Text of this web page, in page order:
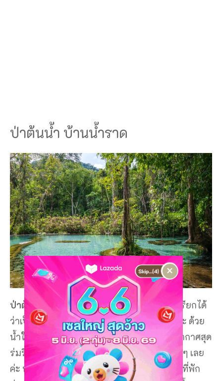
ป่าต้นน้ำ บ้านน้ำราด
ป่าต้นน้ำ บ้านน้ำราดที่เที่ยวสุราษฎร์ธานี ที่เรียกได้
ว่าเป็น สวรรค์ของคนรักธรรมชาติเลยจริงๆ ค่ะ ด้วย
น้ำใสแจ๋วราวกับกระจกใส มาพร้อมกับบรรยากาศสุด
ร่มรื่น เหมาะแก่การมาเที่ยวมาพักผ่อนแบบสุดๆ เลย
ค่ะ หากนักท่องเที่ยวท่านใด กำลังมองหาสถานที่พัก
×